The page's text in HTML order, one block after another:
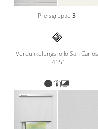
Preisgruppe3
Verdunkelungsrollo San Carlos
54151